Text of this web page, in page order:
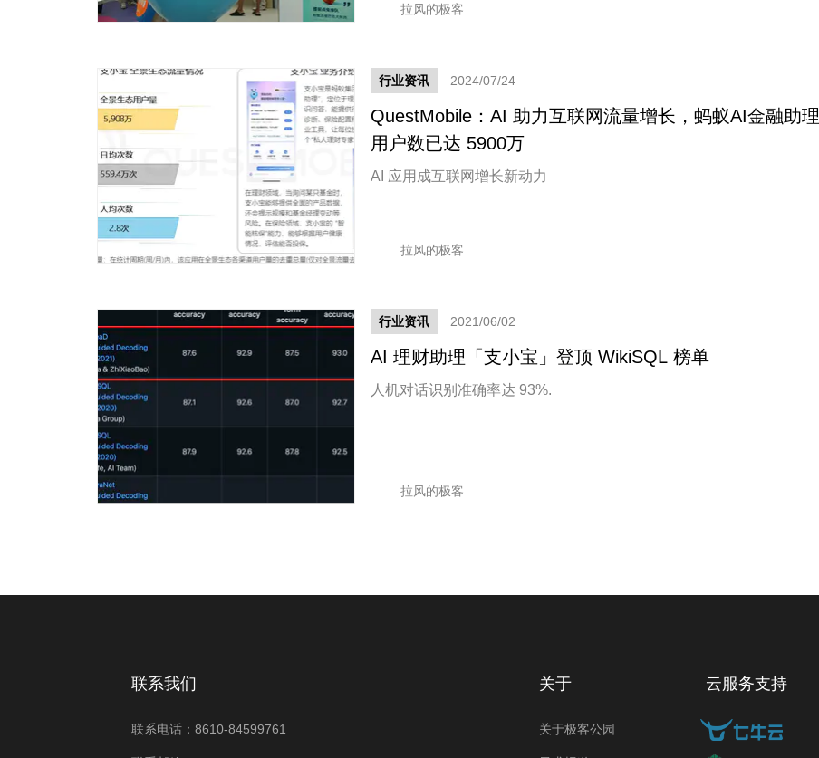
拉风的极客
行业资讯 2024/07/24
QuestMobile：AI 助力互联网流量增长，蚂蚁AI金融助理
用户数已达 5900万
AI 应用成互联网增长新动力
拉风的极客
行业资讯 2021/06/02
AI 理财助理「支小宝」登顶 WikiSQL 榜单
人机对话识别准确率达 93%.
拉风的极客
联系我们
联系电话：8610-84599761
关于
关于极客公园
云服务支持